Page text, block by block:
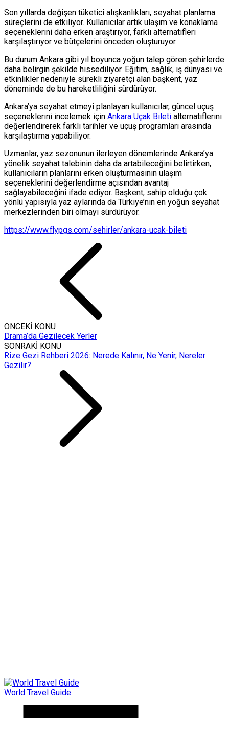
Son yıllarda değişen tüketici alışkanlıkları, seyahat planlama
süreçlerini de etkiliyor. Kullanıcılar artık ulaşım ve konaklama
seçeneklerini daha erken araştırıyor, farklı alternatifleri
karşılaştırıyor ve bütçelerini önceden oluşturuyor.
Bu durum Ankara gibi yıl boyunca yoğun talep gören şehirlerde
daha belirgin şekilde hissediliyor. Eğitim, sağlık, iş dünyası ve
etkinlikler nedeniyle sürekli ziyaretçi alan başkent, yaz
döneminde de bu hareketliliğini sürdürüyor.
Ankara’ya seyahat etmeyi planlayan kullanıcılar, güncel uçuş
seçeneklerini incelemek için Ankara Uçak Bileti alternatiflerini
değerlendirerek farklı tarihler ve uçuş programları arasında
karşılaştırma yapabiliyor.
Uzmanlar, yaz sezonunun ilerleyen dönemlerinde Ankara’ya
yönelik seyahat talebinin daha da artabileceğini belirtirken,
kullanıcıların planlarını erken oluşturmasının ulaşım
seçeneklerini değerlendirme açısından avantaj
sağlayabileceğini ifade ediyor. Başkent, sahip olduğu çok
yönlü yapısıyla yaz aylarında da Türkiye’nin en yoğun seyahat
merkezlerinden biri olmayı sürdürüyor.
https://www.flypgs.com/sehirler/ankara-ucak-bileti
ÖNCEKİ KONU
Drama’da Gezilecek Yerler
SONRAKİ KONU
Rize Gezi Rehberi 2026: Nerede Kalınır, Ne Yenir, Nereler
Gezilir?
World Travel Guide